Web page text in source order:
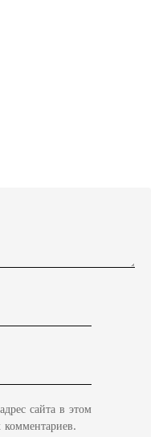
сайта в этом